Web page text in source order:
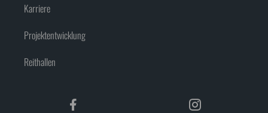
Karriere
Projektentwicklung
Reithallen